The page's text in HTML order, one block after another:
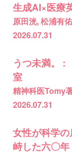
生成AI×医療
原田洸, 松浦有
2026.07.31
うつ未満。 :
室
精神科医Tomy
2026.07.31
女性が科学
峙した六〇